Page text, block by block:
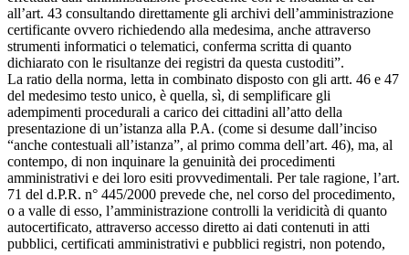
all’art. 43 consultando direttamente gli archivi dell’amministrazione
certificante ovvero richiedendo alla medesima, anche attraverso
strumenti informatici o telematici, conferma scritta di quanto
dichiarato con le risultanze dei registri da questa custoditi”.
La ratio della norma, letta in combinato disposto con gli artt. 46 e 47
del medesimo testo unico, è quella, sì, di semplificare gli
adempimenti procedurali a carico dei cittadini all’atto della
presentazione di un’istanza alla P.A. (come si desume dall’inciso
“anche contestuali all’istanza”, al primo comma dell’art. 46), ma, al
contempo, di non inquinare la genuinità dei procedimenti
amministrativi e dei loro esiti provvedimentali. Per tale ragione, l’art.
71 del d.P.R. n° 445/2000 prevede che, nel corso del procedimento,
o a valle di esso, l’amministrazione controlli la veridicità di quanto
autocertificato, attraverso accesso diretto ai dati contenuti in atti
pubblici, certificati amministrativi e pubblici registri, non potendo,